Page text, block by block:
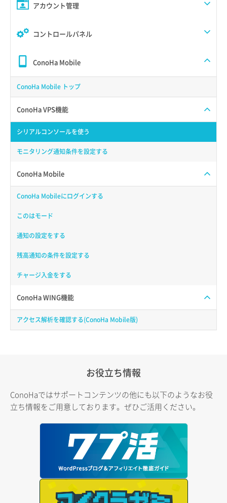
アカウント管理
コントロールパネル
ConoHa Mobile
ConoHa Mobile トップ
ConoHa VPS機能
シリアルコンソールを使う
モニタリング通知条件を設定する
ConoHa Mobile
ConoHa Mobileにログインする
このはモード
通知の設定をする
残高通知の条件を設定する
チャージ入金をする
ConoHa WING機能
アクセス解析を確認する(ConoHa Mobile版)
お役立ち情報
ConoHaではサポートコンテンツの他にも以下のようなお役
立ち情報をご用意しております。ぜひご活用ください。